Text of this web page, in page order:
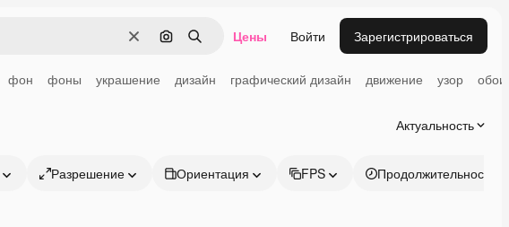
ОчиститьПоиск по изображению
Поиск Цены Войти Зарегистрироваться
фон фоны украшение дизайн графический дизайн движение узор обои
Актуальность
Разрешение Ориентация FPS Продолжительность